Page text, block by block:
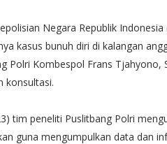
Negara Republik
kasus bunuh diri di kalangan
Polri Kombespol Frans Tjahyono,
konsultasi.
tim peneliti Puslitbang Polri
guna mengumpulkan data dan